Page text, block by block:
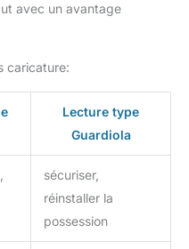
avec un avantage
caricature:
Lecture type
Guardiola
sécuriser,
réinstaller la
possession